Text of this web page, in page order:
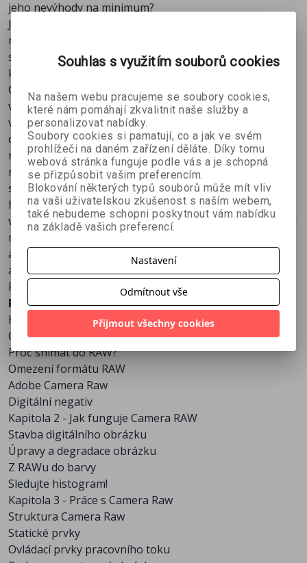
Pravidla dávkového zpracování
Prezentace PDF
Fotogalerie pro web
Pokročilá automatizace
jeho nevýhody na minimum?
Jak vyplývá z názvu knihy, neočekávejte žádný přehled
nebo porovnání programů pro konverzi a práci se
soubory RAW. Kniha je zaměřena pouze na možnosti,
které nabízí profesionální grafický program Photoshop
CS (konkrétně jeho česká verze), ale zato se jim autor
věnuje skutečně podrobně. Velmi podrobně je
vysvětlena práce se zásuvným modulem Camera Raw s
celou řadou praktických ukázek použití jednotlivých
nástrojů, řešení problémů, ale i možností individuálního
nastavení a optimalizace. Následuje popis Prohlížeče
souborů Photoshopu jako ideálního nástroje pro
hromadnou práci se soubory RAW, od přejmenování,
výběrů, přiřazení klíčových slov, klasifikaci a řadu dalších
možností. Významnou částí knihy jsou možnosti
automatizace, ať již jde o využití dávkového zpracování s
akcemi Photoshopu nebo komplexních postupů typu
Fotogalerie pro web a dalších.
Předmluva - Svět formátu RAW
Kapitola 1 - RAW formát digitálních aparátů
Co je to soubor RAW?
Proč snímat do RAW?
Omezení formátu RAW
Adobe Camera Raw
Digitální negativ
Kapitola 2 - Jak funguje Camera RAW
Stavba digitálního obrázku
Úpravy a degradace obrázku
Z RAWu do barvy
Sledujte histogram!
Kapitola 3 - Práce s Camera Raw
Struktura Camera Raw
Statické prvky
Ovládací prvky pracovního toku
Souhlas s využitím souborů cookies
Na našem webu pracujeme se soubory cookies,
které nám pomáhají zkvalitnit naše služby a
personalizovat nabídky.
Soubory cookies si pamatují, co a jak ve svém
prohlížeči na daném zařízení děláte. Díky tomu
webová stránka funguje podle vás a je schopná
se přizpůsobit vašim preferencím.
Blokování některých typů souborů může mít vliv
na vaši uživatelskou zkušenost s naším webem,
také nebudeme schopni poskytnout vám nabídku
na základě vašich preferencí.
Nastavení
Odmítnout vše
Přijmout všechny cookies